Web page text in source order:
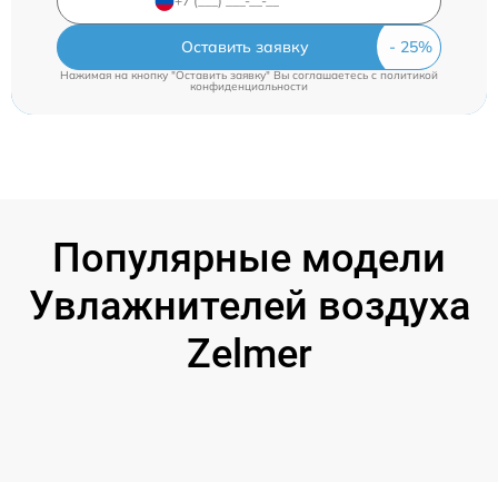
Оставить заявку
Нажимая на кнопку "Оставить заявку" Вы соглашаетесь cполитикой
конфиденциальности
Популярные модели
Увлажнителей воздуха
Zelmer